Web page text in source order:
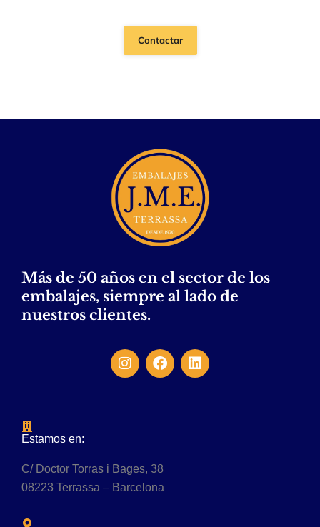
Contactar
Más de 50 años en el sector de los
embalajes, siempre al lado de
nuestros clientes.
Estamos en:
C/ Doctor Torras i Bages, 38
08223 Terrassa – Barcelona